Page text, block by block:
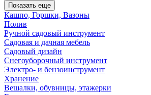
Показать еще
Кашпо, Горшки, Вазоны
Полив
Ручной садовый инструмент
Садовая и дачная мебель
Садовый дизайн
Снегоуборочный инструмент
Электро- и бензоинструмент
Хранение
Вешалки, обувницы, этажерки